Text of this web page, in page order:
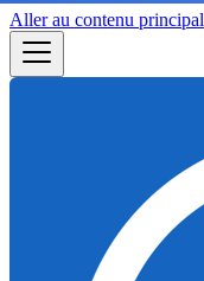
Aller au contenu principal